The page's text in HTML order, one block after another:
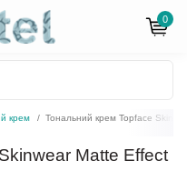
0
крем Тональний крем Topface
Matte Effect